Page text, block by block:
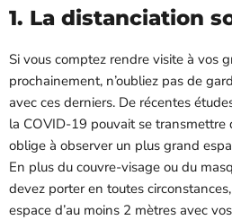
1. La distanciation
Si vous comptez rendre visite à vos
prochainement, n’oubliez pas de
avec ces derniers. De récentes
la COVID-19 pouvait se transmettre
oblige à observer un plus grand
En plus du couvre-visage ou du
devez porter en toutes
espace d’au moins 2 mètres avec